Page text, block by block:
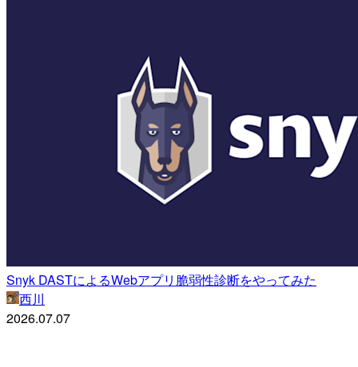
Snyk DASTによるWebアプリ脆弱性診断をやってみた
西川
2026.07.07